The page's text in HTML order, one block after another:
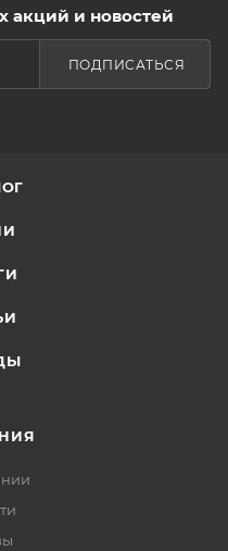
акций и новостей
ПОДПИСАТЬСЯ